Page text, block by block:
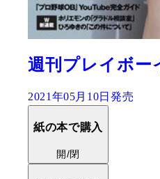
週刊プレイボー
2021年05月10日発売
紙の本で購入
開/閉